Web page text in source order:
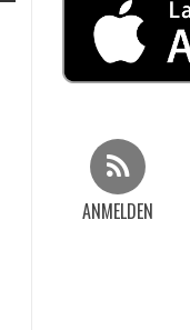
ANMELDEN